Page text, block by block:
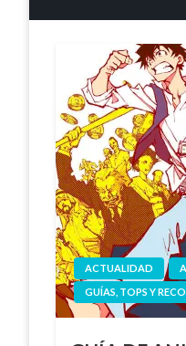
ACTUALIDAD
GUÍAS, TOPS Y